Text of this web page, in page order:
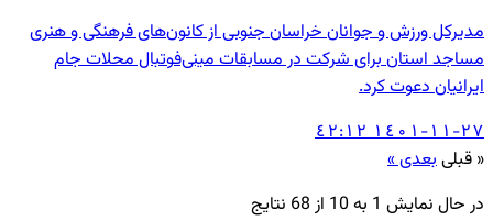
مدیرکل ورزش و جوانان خراسان جنوبی از کانون‌های فرهنگی و هنری
مساجد استان برای شرکت در مسابقات مینی‌فوتبال محلات جام
ایرانیان دعوت کرد.
۱٤۰۱-۱۱-۲۷ ۱۲:٤۲
« قبلیبعدی »
در حال نمایش 1 به10 از 68 نتایج